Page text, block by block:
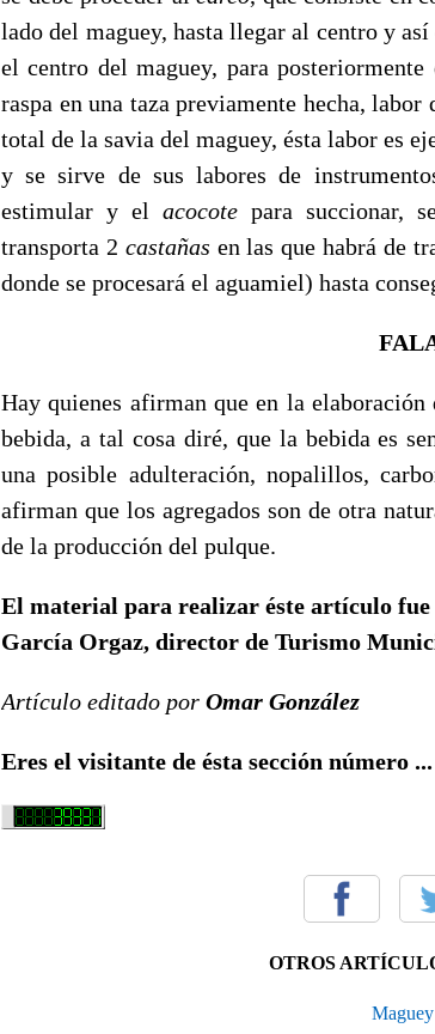
lado del maguey, hasta llegar al centro y
el centro del maguey, para
raspa en una taza previamente hecha,
total de la savia del maguey, ésta labor es
y se sirve de sus labores de
estimular y el acocote para succionar,
transporta 2 castañas en las que habrá de
donde se procesará el aguamiel) hasta
Hay quienes afirman que en la
bebida, a tal cosa diré, que la bebida es
una posible adulteración, nopalillos,
afirman que los agregados son de otra
de la producción del pulque.
El material para realizar éste artículo
García Orgaz, director de Turismo
Artículo editado por Omar González
Eres el visitante de ésta sección número ...
OTROS